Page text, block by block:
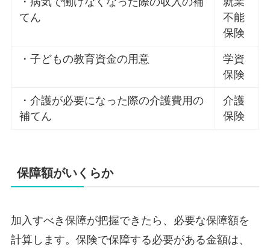
てん
不能
保険
・子どもの教育資金の用意
学資
保険
・介護が必要になった際の介護費用の
補てん
介護
保険
保障額がいくらか
加入すべき保障が把握できたら、必要な保障額を
計算します。保険で保障する必要がある金額は、